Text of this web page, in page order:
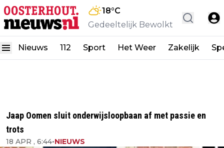
18°C
Gedeeltelijk Bewolkt
Nieuws 112 Sport Het Weer Zakelijk
Jaap Oomen sluit onderwijsloopbaan af met passie en
trots
18 APR , 6:44•NIEUWS